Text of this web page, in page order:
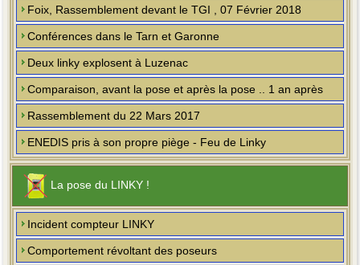
Foix, Rassemblement devant le TGI , 07 Février 2018
Conférences dans le Tarn et Garonne
Deux linky explosent à Luzenac
Comparaison, avant la pose et après la pose .. 1 an après
Rassemblement du 22 Mars 2017
ENEDIS pris à son propre piège - Feu de Linky
La pose du LINKY !
Incident compteur LINKY
Comportement révoltant des poseurs